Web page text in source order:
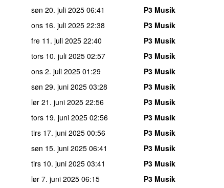
søn 20. juli 2025 06:41
P3 Musik
ons 16. juli 2025 22:38
P3 Musik
fre 11. juli 2025 22:40
P3 Musik
tors 10. juli 2025 02:57
P3 Musik
ons 2. juli 2025 01:29
P3 Musik
søn 29. juni 2025 03:28
P3 Musik
lør 21. juni 2025 22:56
P3 Musik
tors 19. juni 2025 02:56
P3 Musik
tirs 17. juni 2025 00:56
P3 Musik
søn 15. juni 2025 06:41
P3 Musik
tirs 10. juni 2025 03:41
P3 Musik
lør 7. juni 2025 06:15
P3 Musik